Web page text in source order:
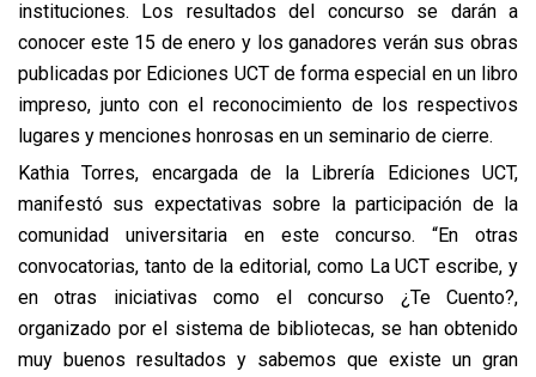
instituciones. Los resultados del concurso se darán a
conocer este 15 de enero y los ganadores verán sus obras
publicadas por Ediciones UCT de forma especial en un libro
impreso, junto con el reconocimiento de los respectivos
lugares y menciones honrosas en un seminario de cierre.
Kathia Torres, encargada de la Librería Ediciones UCT,
manifestó sus expectativas sobre la participación de la
comunidad universitaria en este concurso. “En otras
convocatorias, tanto de la editorial, como La UCT escribe, y
en otras iniciativas como el concurso ¿Te Cuento?,
organizado por el sistema de bibliotecas, se han obtenido
muy buenos resultados y sabemos que existe un gran